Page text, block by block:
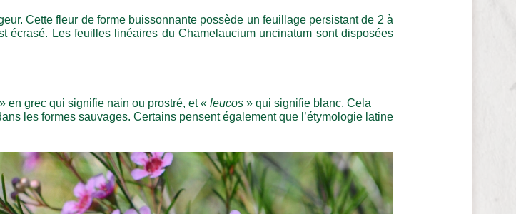
Cette fleur de forme buissonnante possède un feuillage persistant de 2 à
écrasé. Les feuilles linéaires du Chamelaucium uncinatum sont disposées
» en grec qui signifie nain ou prostré, et « leucos » qui signifie blanc. Cela
les formes sauvages. Certains pensent également que l’étymologie latine